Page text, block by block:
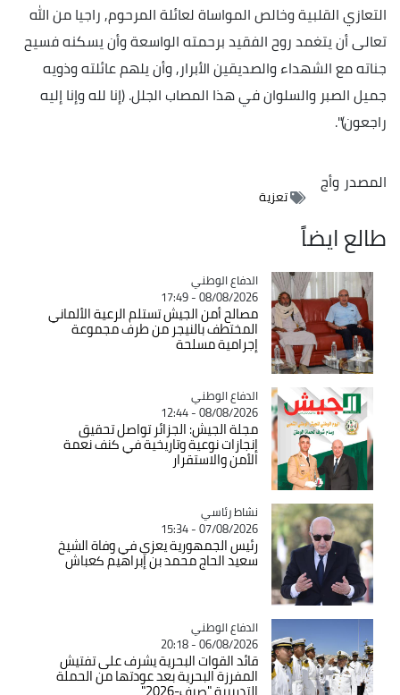
التعازي القلبية وخالص المواساة لعائلة المرحوم, راجيا من الله
تعالى أن يتغمد روح الفقيد برحمته الواسعة وأن يسكنه فسيح
جناته مع الشهداء والصديقين الأبرار, وأن يلهم عائلته وذويه
جميل الصبر والسلوان في هذا المصاب الجلل. (إنا لله وإنا إليه
راجعون)".
المصدروأج
تعزية
طالع ايضاً
Catégorie
الدفاع الوطني
08/08/2026 - 17:49
مصالح أمن الجيش تستلم الرعية الألماني
المختطف بالنيجر من طرف مجموعة
إجرامية مسلحة
Catégorie
الدفاع الوطني
08/08/2026 - 12:44
مجلة الجيش: الجزائر تواصل تحقيق
إنجازات نوعية وتاريخية في كنف نعمة
الأمن والاستقرار
Catégorie
نشاط رئاسي
07/08/2026 - 15:34
رئيس الجمهورية يعزي في وفاة الشيخ
سعيد الحاج محمد بن إبراهيم كعباش
Catégorie
الدفاع الوطني
06/08/2026 - 20:18
قائد القوات البحرية يشرف على تفتيش
المفرزة البحرية بعد عودتها من الحملة